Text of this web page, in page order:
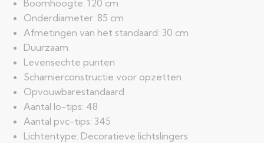
Boomhoogte: 120 cm
Onderdiameter: 85 cm
Afmetingen van het standaard: 30 cm
Duurzaam
Levensechte punten
Scharnierconstructie voor opzetten
Opvouwbarestandaard
Aantal lo-tips: 48
Aantal pvc-tips: 345
Lichtentype: Decoratieve lichtslingers